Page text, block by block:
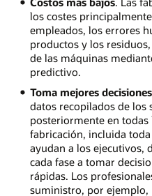
los costes
empleados, los errores
productos y los
de las máquinas
predictivo.
Toma mejores
datos recopilados de los
posteriormente en todas
fabricación, incluida
ayudan a los ejecutivos,
cada fase a tomar
rápidas. Los
suministro, por ejemplo,